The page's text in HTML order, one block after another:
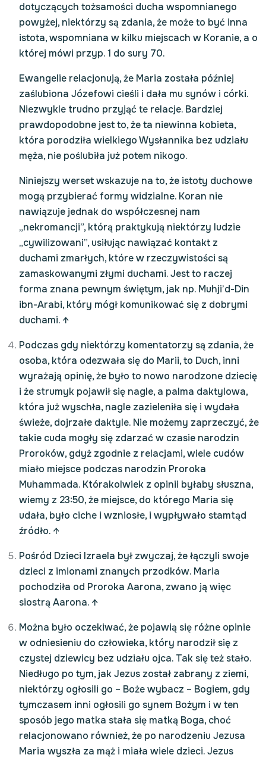
dotyczących tożsamości ducha wspomnianego
powyżej, niektórzy są zdania, że może to być inna
istota, wspomniana w kilku miejscach w Koranie, a o
której mówi przyp. 1 do sury 70.
Ewangelie relacjonują, że Maria została później
zaślubiona Józefowi cieśli i dała mu synów i córki.
Niezwykle trudno przyjąć te relacje. Bardziej
prawdopodobne jest to, że ta niewinna kobieta,
która porodziła wielkiego Wysłannika bez udziału
męża, nie poślubiła już potem nikogo.
Niniejszy werset wskazuje na to, że istoty duchowe
mogą przybierać formy widzialne. Koran nie
nawiązuje jednak do współczesnej nam
„nekromancji”, którą praktykują niektórzy ludzie
„cywilizowani”, usiłując nawiązać kontakt z
duchami zmarłych, które w rzeczywistości są
zamaskowanymi złymi duchami. Jest to raczej
forma znana pewnym świętym, jak np. Muhji’d-Din
ibn-Arabi, który mógł komunikować się z dobrymi
duchami. ↑
Podczas gdy niektórzy komentatorzy są zdania, że
osoba, która odezwała się do Marii, to Duch, inni
wyrażają opinię, że było to nowo narodzone dziecię
i że strumyk pojawił się nagle, a palma daktylowa,
która już wyschła, nagle zazieleniła się i wydała
świeże, dojrzałe daktyle. Nie możemy zaprzeczyć, że
takie cuda mogły się zdarzać w czasie narodzin
Proroków, gdyż zgodnie z relacjami, wiele cudów
miało miejsce podczas narodzin Proroka
Muhammada. Którakolwiek z opinii byłaby słuszna,
wiemy z 23:50, że miejsce, do którego Maria się
udała, było ciche i wzniosłe, i wypływało stamtąd
źródło. ↑
Pośród Dzieci Izraela był zwyczaj, że łączyli swoje
dzieci z imionami znanych przodków. Maria
pochodziła od Proroka Aarona, zwano ją więc
siostrą Aarona. ↑
Można było oczekiwać, że pojawią się różne opinie
w odniesieniu do człowieka, który narodził się z
czystej dziewicy bez udziału ojca. Tak się też stało.
Niedługo po tym, jak Jezus został zabrany z ziemi,
niektórzy ogłosili go – Boże wybacz – Bogiem, gdy
tymczasem inni ogłosili go synem Bożym i w ten
sposób jego matka stała się matką Boga, choć
relacjonowano również, że po narodzeniu Jezusa
Maria wyszła za mąż i miała wiele dzieci. Jezus